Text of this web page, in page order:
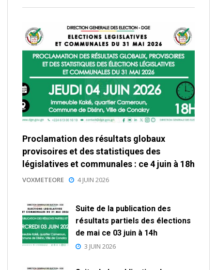
Proclamation des résultats globaux
provisoires et des statistiques des
législatives et communales : ce 4 juin à 18h
VOXMETEORE 4 JUIN 2026
Suite de la publication des
résultats partiels des élections
de mai ce 03 juin à 14h
3 JUIN 2026